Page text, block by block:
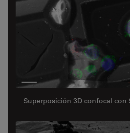
Superposición 3D confocal con